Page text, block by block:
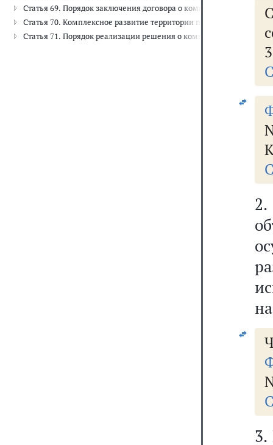
Статья 69. Порядок заключения договора о комплексном
Статья 70. Комплексное развитие территории по инициативе
Статья 71. Порядок реализации решения о комплексном
3.